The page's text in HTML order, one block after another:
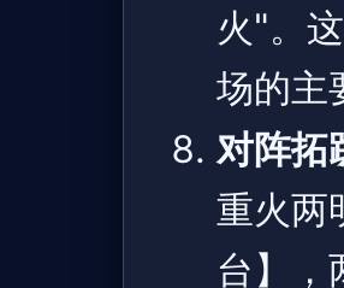
火"。
场的主
对阵
重火两
台】，